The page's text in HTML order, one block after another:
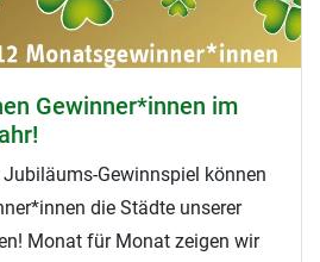
Interview mit
Wirtschaftsmagazins ist
am Leben" ein Interview mit
GmbH & Co. KG über die